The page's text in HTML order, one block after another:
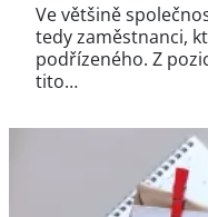
Ve většině
tedy zaměstnanci,
podřízeného. Z
tito…